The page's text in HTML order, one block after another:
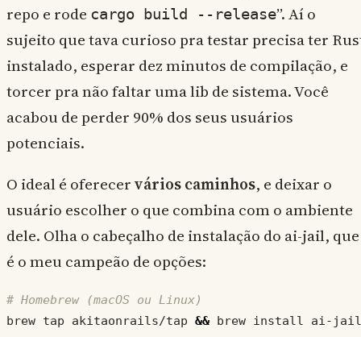
repo e rode cargo build --release”. Aí o
sujeito que tava curioso pra testar precisa ter
instalado, esperar dez minutos de compilação, e
torcer pra não faltar uma lib de sistema. Você
acabou de perder 90% dos seus usuários
potenciais.
O ideal é oferecervários caminhos, e deixar o
usuário escolher o que combina com o ambiente
dele. Olha o cabeçalho de instalação do ai-jail, que
é o meu campeão de opções:
# Homebrew (macOS ou Linux)
brew tap akitaonrails/tap &&